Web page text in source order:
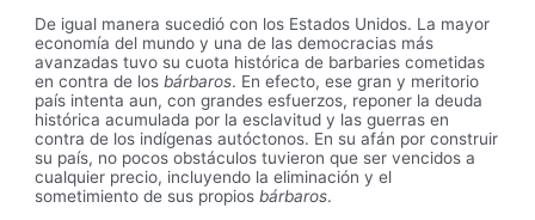
De igual manera sucedió con los Estados Unidos. La mayor
economía del mundo y una de las democracias más
avanzadas tuvo su cuota histórica de barbaries cometidas
en contra de losbárbaros. En efecto, ese gran y meritorio
país intenta aun, con grandes esfuerzos, reponer la deuda
histórica acumulada por la esclavitud y las guerras en
contra de los indígenas autóctonos. En su afán por construir
su país, no pocos obstáculos tuvieron que ser vencidos a
cualquier precio, incluyendo la eliminación y el
sometimiento de sus propiosbárbaros.